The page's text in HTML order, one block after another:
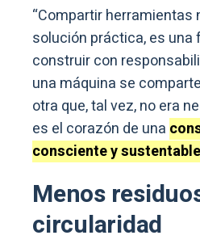
“Compartir herramientas
solución práctica, es
construir con
una máquina se
otra que, tal vez, no era
es el corazón de una
consciente y
Menos
circularidad